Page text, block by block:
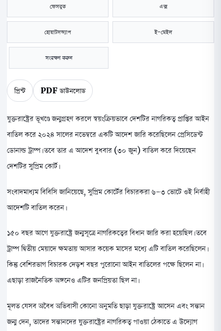
ফেসবুক এক্স
হোয়াটসঅ্যাপ ই-মেইল
সংরক্ষণ করুন
প্রিন্ট PDF ডাউনলোড
যুক্তরাষ্ট্রের ভূখণ্ডে জন্মগ্রহণ করলে স্বয়ংক্রিয়ভাবে দেশটির নাগরিকত্ব প্রাপ্তির আইন
বাতিল করে ২০২৪ সালের নভেম্বরে একটি আদেশ জারি করেছিলেন প্রেসিডেন্ট
ডোনাল্ড ট্রাম্প। তবে তার এ আদেশ বুধবার (৩০ জুন) বাতিল করে দিয়েছেন
দেশটির সুপ্রিম কোর্ট।
সংবাদমাধ্যম বিবিসি জানিয়েছে, সুপ্রিম কোর্টের বিচারকরা ৬-৩ ভোটে ওই নির্বাহী
আদেশটি বাতিল করেন।
১৫০ বছর আগে যুক্তরাষ্ট্রে জন্মসূত্রে নাগরিকত্বের বিধান জারি করা হয়েছিল। তবে
ট্রাম্প দ্বিতীয় মেয়াদে ক্ষমতায় আসার কয়েক মাসের মধ্যে এটি বাতিল করেছিলেন।
কিন্তু বেশিরভাগ বিচারক দেড়শ বছর পুরোনো আইন বাতিলের পক্ষে ছিলেন না।
এছাড়া রাজনৈতিক অঙ্গনেও এটির জনপ্রিয়তা ছিল না।
মূলত যেসব অবৈধ অভিবাসী কোনো অনুমতি ছাড়া যুক্তরাষ্ট্রে আসেন এবং সন্তান
জন্ম দেন, তাদের সন্তানদের যুক্তরাষ্ট্রের নাগরিকত্ব পাওয়া ঠেকাতে এ উদ্যোগ